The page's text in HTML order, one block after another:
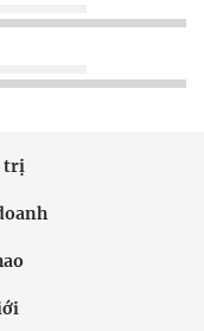
trị